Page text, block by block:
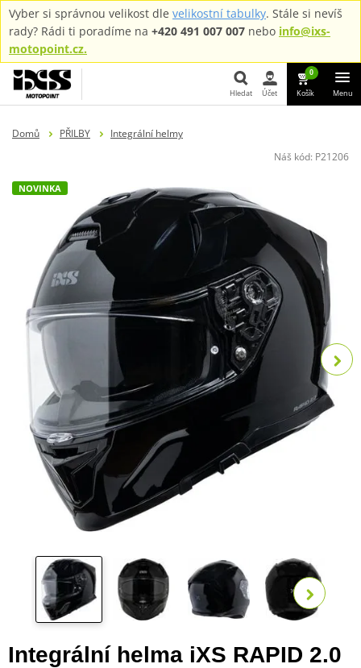
Vyber si správnou velikost dle velikostní tabulky. Stále si nevíš
rady? Rádi ti poradíme na +420 491 007 007 nebo info@ixs-
motopoint.cz.
Hledat Účet
0
Košík Menu
Domů PŘILBY
Integrální helmy
Náš kód: P21206
NOVINKA
Integrální helma iXS RAPID 2.0